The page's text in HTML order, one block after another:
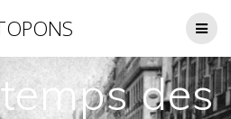
au
des